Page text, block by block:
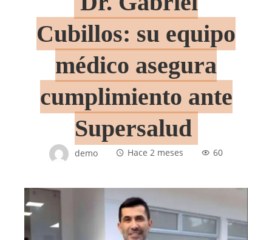
Cubillos: su equipo
médico asegura
cumplimiento ante
Supersalud
demo Hace 2 meses 60